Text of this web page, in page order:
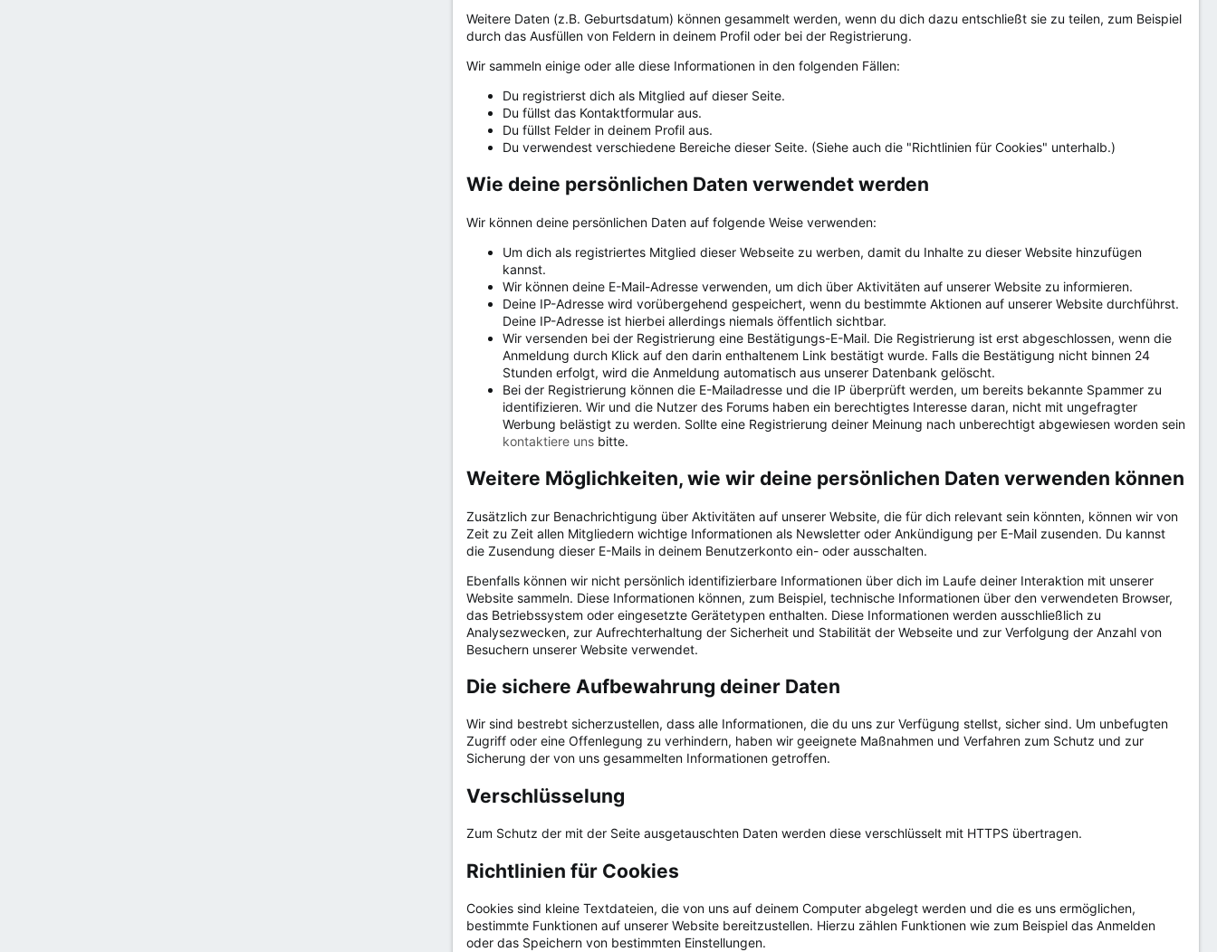
Weitere Daten (z.B. Geburtsdatum) können gesammelt werden, wenn du dich dazu entschließt sie zu teilen, zum Beispiel
durch das Ausfüllen von Feldern in deinem Profil oder bei der Registrierung.
Wir sammeln einige oder alle diese Informationen in den folgenden Fällen:
Du registrierst dich als Mitglied auf dieser Seite.
Du füllst das Kontaktformular aus.
Du füllst Felder in deinem Profil aus.
Du verwendest verschiedene Bereiche dieser Seite. (Siehe auch die "Richtlinien für Cookies" unterhalb.)
Wie deine persönlichen Daten verwendet werden
Wir können deine persönlichen Daten auf folgende Weise verwenden:
Um dich als registriertes Mitglied dieser Webseite zu werben, damit du Inhalte zu dieser Website hinzufügen
kannst.
Wir können deine E-Mail-Adresse verwenden, um dich über Aktivitäten auf unserer Website zu informieren.
Deine IP-Adresse wird vorübergehend gespeichert, wenn du bestimmte Aktionen auf unserer Website durchführst.
Deine IP-Adresse ist hierbei allerdings niemals öffentlich sichtbar.
Wir versenden bei der Registrierung eine Bestätigungs-E-Mail. Die Registrierung ist erst abgeschlossen, wenn die
Anmeldung durch Klick auf den darin enthaltenem Link bestätigt wurde. Falls die Bestätigung nicht binnen 24
Stunden erfolgt, wird die Anmeldung automatisch aus unserer Datenbank gelöscht.
Bei der Registrierung können die E-Mailadresse und die IP überprüft werden, um bereits bekannte Spammer zu
identifizieren. Wir und die Nutzer des Forums haben ein berechtigtes Interesse daran, nicht mit ungefragter
Werbung belästigt zu werden. Sollte eine Registrierung deiner Meinung nach unberechtigt abgewiesen worden sein
kontaktiere uns bitte.
Weitere Möglichkeiten, wie wir deine persönlichen Daten verwenden können
Zusätzlich zur Benachrichtigung über Aktivitäten auf unserer Website, die für dich relevant sein könnten, können wir von
Zeit zu Zeit allen Mitgliedern wichtige Informationen als Newsletter oder Ankündigung per E-Mail zusenden. Du kannst
die Zusendung dieser E-Mails in deinem Benutzerkonto ein- oder ausschalten.
Ebenfalls können wir nicht persönlich identifizierbare Informationen über dich im Laufe deiner Interaktion mit unserer
Website sammeln. Diese Informationen können, zum Beispiel, technische Informationen über den verwendeten Browser,
das Betriebssystem oder eingesetzte Gerätetypen enthalten. Diese Informationen werden ausschließlich zu
Analysezwecken, zur Aufrechterhaltung der Sicherheit und Stabilität der Webseite und zur Verfolgung der Anzahl von
Besuchern unserer Website verwendet.
Die sichere Aufbewahrung deiner Daten
Wir sind bestrebt sicherzustellen, dass alle Informationen, die du uns zur Verfügung stellst, sicher sind. Um unbefugten
Zugriff oder eine Offenlegung zu verhindern, haben wir geeignete Maßnahmen und Verfahren zum Schutz und zur
Sicherung der von uns gesammelten Informationen getroffen.
Verschlüsselung
Zum Schutz der mit der Seite ausgetauschten Daten werden diese verschlüsselt mit HTTPS übertragen.
Richtlinien für Cookies
Cookies sind kleine Textdateien, die von uns auf deinem Computer abgelegt werden und die es uns ermöglichen,
bestimmte Funktionen auf unserer Website bereitzustellen. Hierzu zählen Funktionen wie zum Beispiel das Anmelden
oder das Speichern von bestimmten Einstellungen.